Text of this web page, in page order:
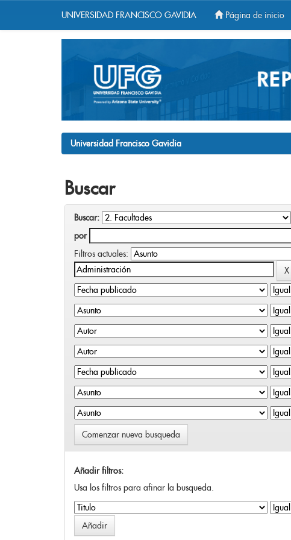
UNIVERSIDAD FRANCISCO GAVIDIA Página de inicio
Universidad Francisco Gavidia
Buscar
Buscar:
por
Filtros actuales:
Comenzar nueva busqueda
Añadir filtros:
Usa los filtros para afinar la busqueda.